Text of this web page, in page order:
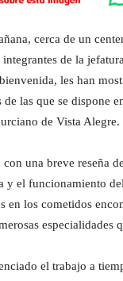
cerca de un
de la
les han
las que se dispone
de Vista Alegre.
una breve reseña
y el funcionamiento
en los cometidos
especialidades
el trabajo a